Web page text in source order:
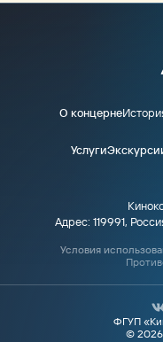
О концерне
Услуги
Адрес: 119991,
Условия
ФГУП
©